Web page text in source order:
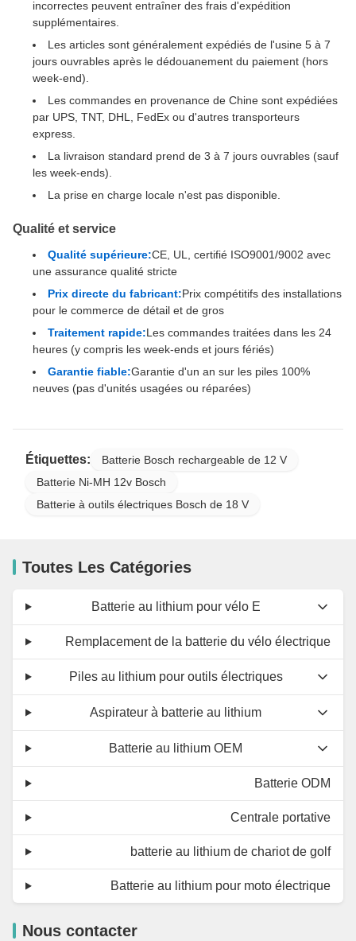
incorrectes peuvent entraîner des frais d'expédition
supplémentaires.
Les articles sont généralement expédiés de l'usine 5 à 7
jours ouvrables après le dédouanement du paiement (hors
week-end).
Les commandes en provenance de Chine sont expédiées
par UPS, TNT, DHL, FedEx ou d'autres transporteurs
express.
La livraison standard prend de 3 à 7 jours ouvrables (sauf
les week-ends).
La prise en charge locale n'est pas disponible.
Qualité et service
Qualité supérieure:CE, UL, certifié ISO9001/9002 avec
une assurance qualité stricte
Prix directe du fabricant:Prix compétitifs des installations
pour le commerce de détail et de gros
Traitement rapide:Les commandes traitées dans les 24
heures (y compris les week-ends et jours fériés)
Garantie fiable:Garantie d'un an sur les piles 100%
neuves (pas d'unités usagées ou réparées)
Étiquettes:
Batterie Bosch rechargeable de 12 V
Batterie Ni-MH 12v Bosch
Batterie à outils électriques Bosch de 18 V
Toutes Les Catégories
Batterie au lithium pour vélo E
Remplacement de la batterie du vélo électrique
Piles au lithium pour outils électriques
Aspirateur à batterie au lithium
Batterie au lithium OEM
Batterie ODM
Centrale portative
batterie au lithium de chariot de golf
Batterie au lithium pour moto électrique
Nous contacter